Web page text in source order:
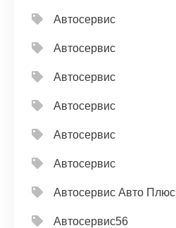
Автосервис
Автосервис
Автосервис
Автосервис
Автосервис
Автосервис
Автосервис Авто Плюс
Автосервис56